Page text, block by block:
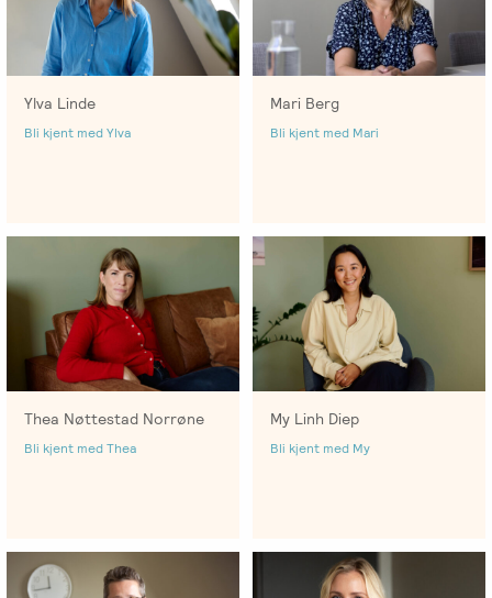
Ylva Linde
Bli kjent med Ylva
Mari Berg
Bli kjent med Mari
Thea Nøttestad Norrøne
Bli kjent med Thea
My Linh Diep
Bli kjent med My